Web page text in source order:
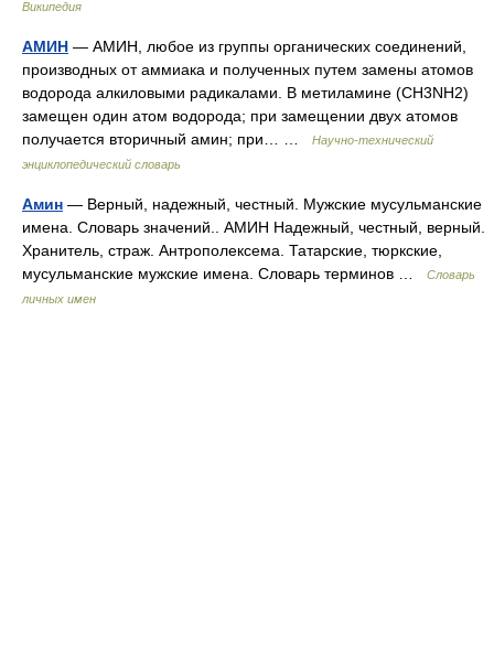
Википедия
АМИН — АМИН, любое из группы органических соединений,
производных от аммиака и полученных путем замены атомов
водорода алкиловыми радикалами. В метиламине (CH3NH2)
замещен один атом водорода; при замещении двух атомов
получается вторичный амин; при… …
Научно-технический
энциклопедический словарь
Амин — Верный, надежный, честный. Мужские мусульманские
имена. Словарь значений.. АМИН Надежный, честный, верный.
Хранитель, страж. Антрополексема. Татарские, тюркские,
мусульманские мужские имена. Словарь терминов …
Словарь
личных имен